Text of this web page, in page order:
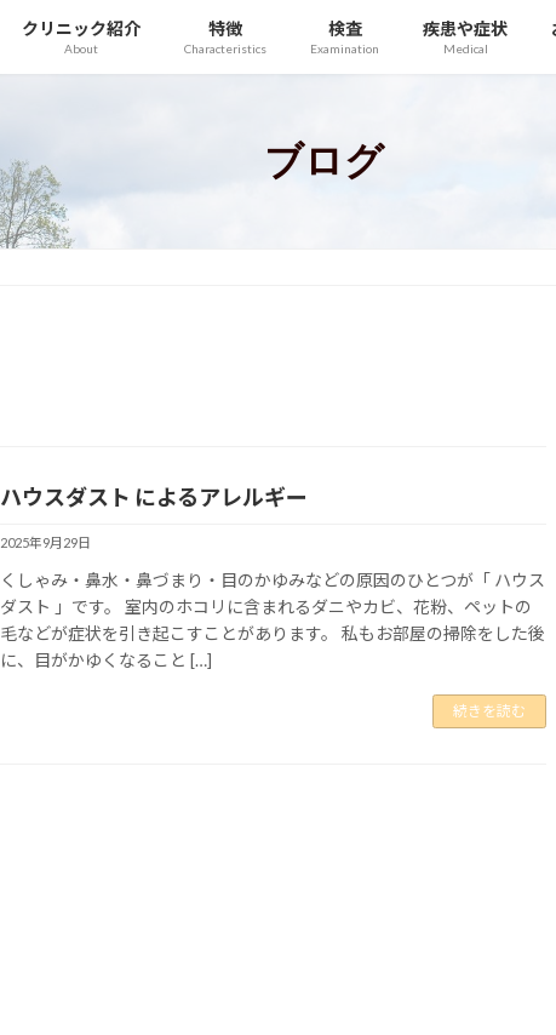
クリニック紹介
About
特徴
Characteristics
検査
Examination
疾患や症状
Medical
ブログ
ハウスダスト によるアレルギー
2025年9月29日
くしゃみ・鼻水・鼻づまり・目のかゆみなどの原因のひとつが「 ハウス
ダスト 」です。 室内のホコリに含まれるダニやカビ、花粉、ペットの
毛などが症状を引き起こすことがあります。 私もお部屋の掃除をした後
に、目がかゆくなること […]
続きを読む